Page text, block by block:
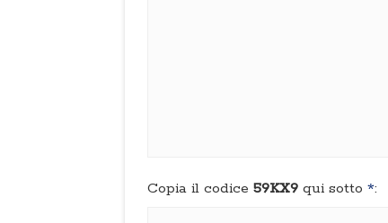
Copia il codice 59KX9 qui sotto *: